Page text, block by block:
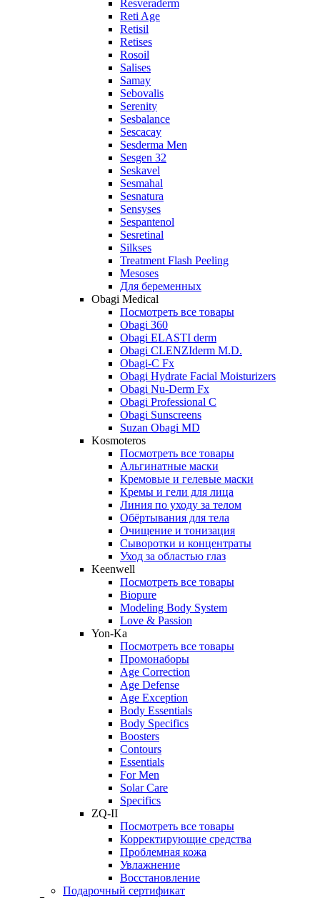
Resveraderm
Reti Age
Retisil
Retises
Rosoil
Salises
Samay
Sebovalis
Serenity
Sesbalance
Sescacay
Sesderma Men
Sesgen 32
Seskavel
Sesmahal
Sesnatura
Sensyses
Sespantenol
Sesretinal
Silkses
Treatment Flash Peeling
Mesoses
Для беременных
Obagi Medical
Посмотреть все товары
Obagi 360
Obagi ELASTI derm
Obagi CLENZIderm M.D.
Obagi-C Fx
Obagi Hydrate Facial Moisturizers
Obagi Nu-Derm Fx
Obagi Professional C
Obagi Sunscreens
Suzan Obagi MD
Kosmoteros
Посмотреть все товары
Альгинатные маски
Кремовые и гелевые маски
Кремы и гели для лица
Линия по уходу за телом
Обёртывания для тела
Очищение и тонизация
Сыворотки и концентраты
Уход за областью глаз
Keenwell
Посмотреть все товары
Biopure
Modeling Body System
Love & Passion
Yon-Ka
Посмотреть все товары
Промонаборы
Age Correction
Age Defense
Age Exception
Body Essentials
Body Specifics
Boosters
Contours
Essentials
For Men
Solar Care
Specifics
ZQ-II
Посмотреть все товары
Корректирующие средства
Проблемная кожа
Увлажнение
Восстановление
Подарочный сертификат